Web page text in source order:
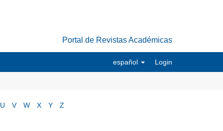
Portal de Revistas Académicas
español Login
U V W X Y Z